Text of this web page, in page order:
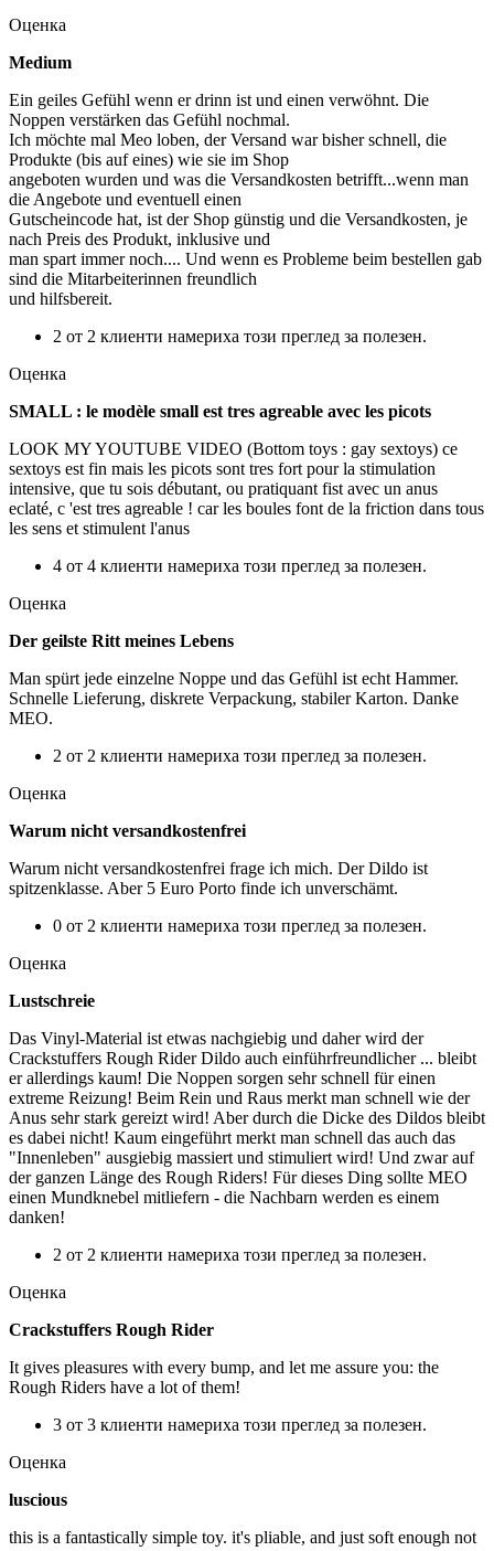
Оценка
Medium
Ein geiles Gefühl wenn er drinn ist und einen verwöhnt. Die
Noppen verstärken das Gefühl nochmal.
Ich möchte mal Meo loben, der Versand war bisher schnell, die
Produkte (bis auf eines) wie sie im Shop
angeboten wurden und was die Versandkosten betrifft...wenn man
die Angebote und eventuell einen
Gutscheincode hat, ist der Shop günstig und die Versandkosten, je
nach Preis des Produkt, inklusive und
man spart immer noch.... Und wenn es Probleme beim bestellen gab
sind die Mitarbeiterinnen freundlich
und hilfsbereit.
2 от 2 клиенти намериха този преглед за полезен.
Оценка
SMALL : le modèle small est tres agreable avec les picots
LOOK MY YOUTUBE VIDEO (Bottom toys : gay sextoys) ce
sextoys est fin mais les picots sont tres fort pour la stimulation
intensive, que tu sois débutant, ou pratiquant fist avec un anus
eclaté, c 'est tres agreable ! car les boules font de la friction dans tous
les sens et stimulent l'anus
4 от 4 клиенти намериха този преглед за полезен.
Оценка
Der geilste Ritt meines Lebens
Man spürt jede einzelne Noppe und das Gefühl ist echt Hammer.
Schnelle Lieferung, diskrete Verpackung, stabiler Karton. Danke
MEO.
2 от 2 клиенти намериха този преглед за полезен.
Оценка
Warum nicht versandkostenfrei
Warum nicht versandkostenfrei frage ich mich. Der Dildo ist
spitzenklasse. Aber 5 Euro Porto finde ich unverschämt.
0 от 2 клиенти намериха този преглед за полезен.
Оценка
Lustschreie
Das Vinyl-Material ist etwas nachgiebig und daher wird der
Crackstuffers Rough Rider Dildo auch einführfreundlicher ... bleibt
er allerdings kaum! Die Noppen sorgen sehr schnell für einen
extreme Reizung! Beim Rein und Raus merkt man schnell wie der
Anus sehr stark gereizt wird! Aber durch die Dicke des Dildos bleibt
es dabei nicht! Kaum eingeführt merkt man schnell das auch das
"Innenleben" ausgiebig massiert und stimuliert wird! Und zwar auf
der ganzen Länge des Rough Riders! Für dieses Ding sollte MEO
einen Mundknebel mitliefern - die Nachbarn werden es einem
danken!
2 от 2 клиенти намериха този преглед за полезен.
Оценка
Crackstuffers Rough Rider
It gives pleasures with every bump, and let me assure you: the
Rough Riders have a lot of them!
3 от 3 клиенти намериха този преглед за полезен.
Оценка
luscious
this is a fantastically simple toy. it's pliable, and just soft enough not